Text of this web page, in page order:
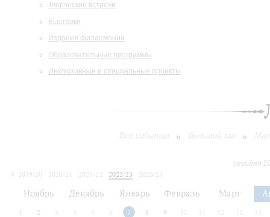
Творческие встречи
Выставки
Издания филармонии
Образовательные программы
Инклюзивные и специальные проекты
Все события Большой зал
сегодня
2019/20
2020/21 2021/22 2022/23
2023/24
Ноябрь Декабрь Январь Февраль Март
1 2 3 4 5 6 7 8 9 10 12 13 14